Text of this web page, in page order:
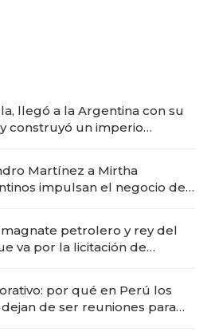
llegó a la Argentina con su
construyó un imperio
Martínez a Mirtha
impulsan el negocio del
petrolero y rey del
va por la licitación de
por qué en Perú los
de ser reuniones para